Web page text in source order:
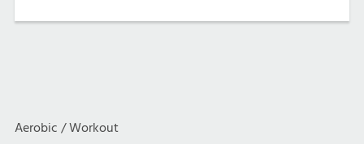
Aerobic / Workout